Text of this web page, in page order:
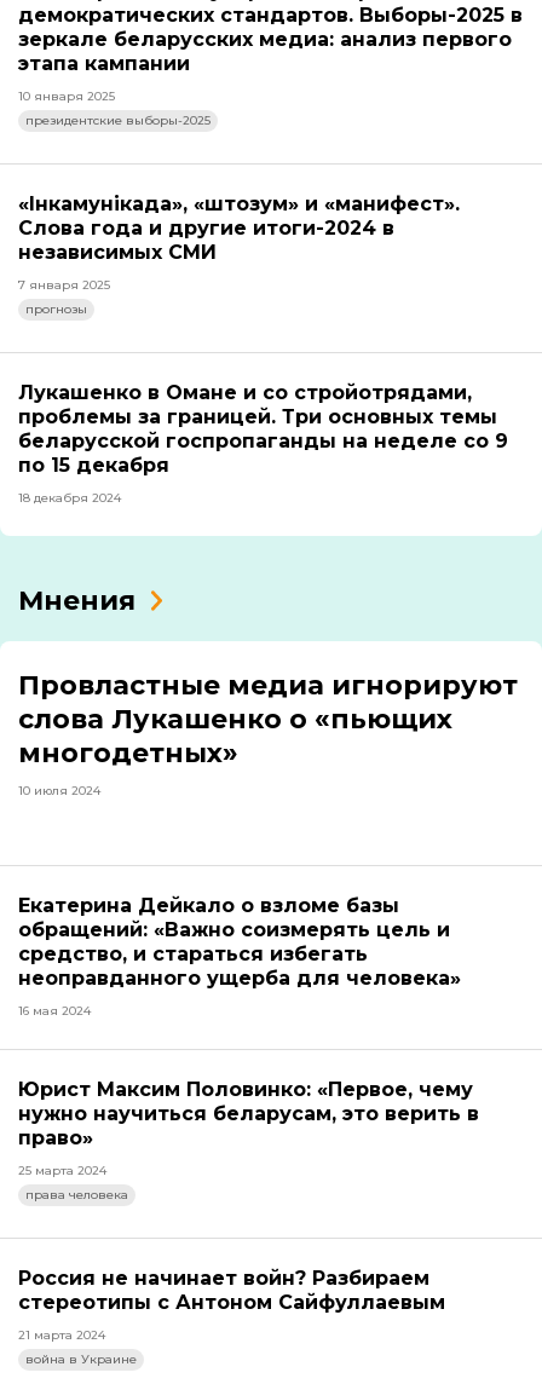
демократических стандартов. Выборы-2025 в
зеркале беларусских медиа: анализ первого
этапа кампании
10 января 2025
президентские выборы-2025
«Інкамунікада», «штозум» и «манифест».
Слова года и другие итоги-2024 в
независимых СМИ
7 января 2025
прогнозы
Лукашенко в Омане и со стройотрядами,
проблемы за границей. Три основных темы
беларусской госпропаганды на неделе со 9
по 15 декабря
18 декабря 2024
Мнения
Провластные медиа игнорируют
слова Лукашенко о «пьющих
многодетных»
10 июля 2024
Екатерина Дейкало о взломе базы
обращений: «Важно соизмерять цель и
средство, и стараться избегать
неоправданного ущерба для человека»
16 мая 2024
Юрист Максим Половинко: «Первое, чему
нужно научиться беларусам, это верить в
право»
25 марта 2024
права человека
Россия не начинает войн? Разбираем
стереотипы с Антоном Сайфуллаевым
21 марта 2024
война в Украине